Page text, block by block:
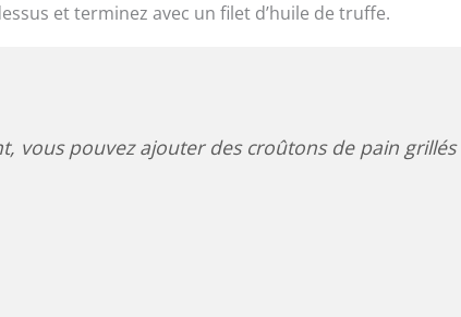
et terminez avec un filet d’huile de truffe.
vous pouvez ajouter des croûtons de pain grillés